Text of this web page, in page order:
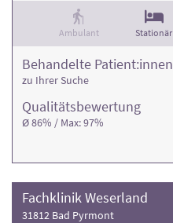
Ambulant Stationär
Qualitäts­bewertung
Ø 86% / Max: 97%
Behandelte Patient:innen
zu Ihrer Suche
Fachklinik Weserland
31812 Bad Pyrmont